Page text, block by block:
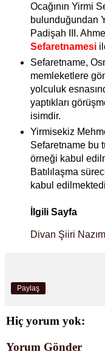
Ocağının Yirmi
bulunduğundan
Padişah III.
Sefaretnamesi
Sefaretname,
memleketlere
yolculuk
yaptıkları
isimdir.
Yirmisekiz
Sefaretname bu
örneği kabul
Batılılaşma
kabul
İlgili Sayfa
Divan Şiiri
Paylaş
Hiç yorum yok:
Yorum Gönder